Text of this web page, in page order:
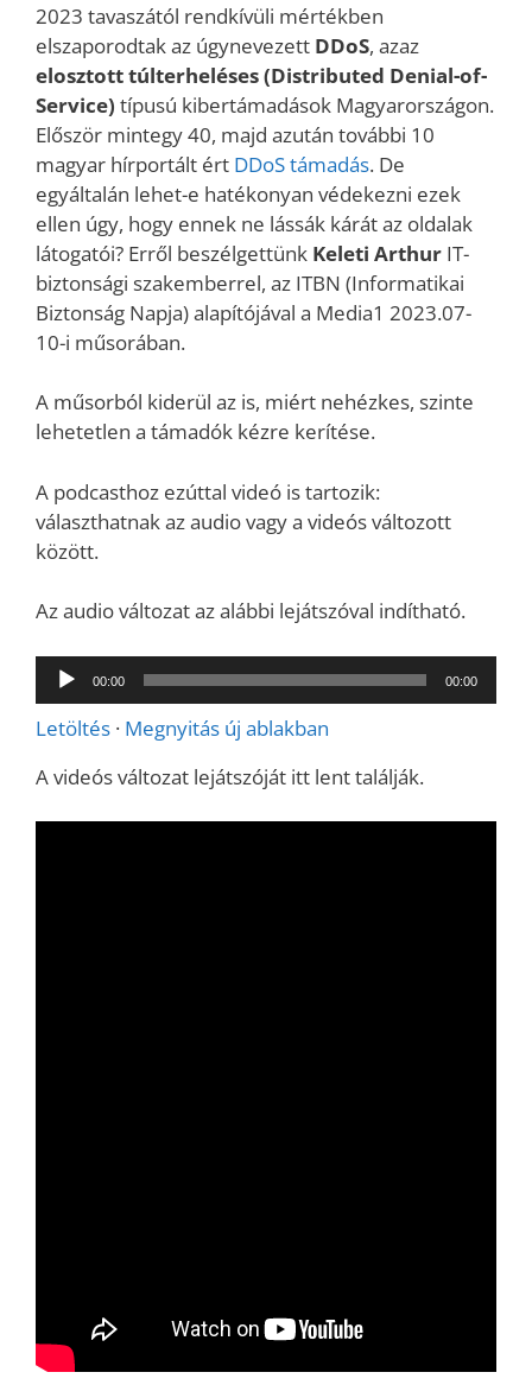
2023 tavaszától rendkívüli mértékben
elszaporodtak az úgynevezett DDoS, azaz
elosztott túlterheléses (Distributed Denial-of-
Service) típusú kibertámadások Magyarországon.
Először mintegy 40, majd azután további 10
magyar hírportált ért DDoS támadás. De
egyáltalán lehet-e hatékonyan védekezni ezek
ellen úgy, hogy ennek ne lássák kárát az oldalak
látogatói? Erről beszélgettünk Keleti Arthur IT-
biztonsági szakemberrel, az ITBN (Informatikai
Biztonság Napja) alapítójával a Media1 2023.07-
10-i műsorában.
A műsorból kiderül az is, miért nehézkes, szinte
lehetetlen a támadók kézre kerítése.
A podcasthoz ezúttal videó is tartozik:
választhatnak az audio vagy a videós változott
között.
Az audio változat az alábbi lejátszóval indítható.
Audió
lejátszó
00:00 00:00
Letöltés · Megnyitás új ablakban
A videós változat lejátszóját itt lent találják.